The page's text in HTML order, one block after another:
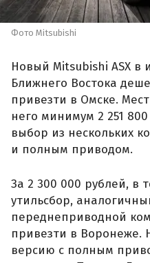
Фото Mitsubishi
Новый Mitsubishi ASX в
Ближнего Востока
привезти в Омске.
него минимум 2 251
выбор из нескольких
и полным приводом.
За 2 300 000 рублей, в
утильсбор,
переднеприводной
привезти в Воронеже.
версию с полным